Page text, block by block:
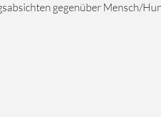
gegenüber Mensch/